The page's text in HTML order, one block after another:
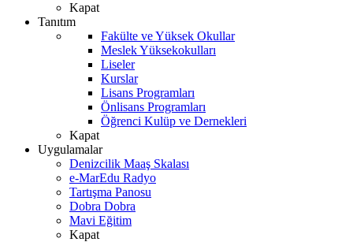
Kapat
Tanıtım
Fakülte ve Yüksek Okullar
Meslek Yüksekokulları
Liseler
Kurslar
Lisans Programları
Önlisans Programları
Öğrenci Kulüp ve Dernekleri
Kapat
Uygulamalar
Denizcilik Maaş Skalası
e-MarEdu Radyo
Tartışma Panosu
Dobra Dobra
Mavi Eğitim
Kapat